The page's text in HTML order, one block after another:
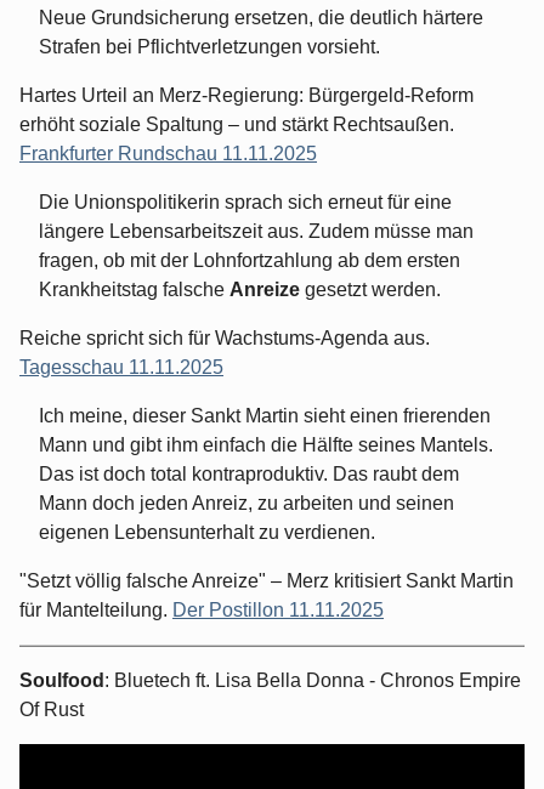
Neue Grundsicherung ersetzen, die deutlich härtere
Strafen bei Pflichtverletzungen vorsieht.
Hartes Urteil an Merz-Regierung: Bürgergeld-Reform
erhöht soziale Spaltung – und stärkt Rechtsaußen.
Frankfurter Rundschau 11.11.2025
Die Unionspolitikerin sprach sich erneut für eine
längere Lebensarbeitszeit aus. Zudem müsse man
fragen, ob mit der Lohnfortzahlung ab dem ersten
Krankheitstag falsche Anreize gesetzt werden.
Reiche spricht sich für Wachstums-Agenda aus.
Tagesschau 11.11.2025
Ich meine, dieser Sankt Martin sieht einen frierenden
Mann und gibt ihm einfach die Hälfte seines Mantels.
Das ist doch total kontraproduktiv. Das raubt dem
Mann doch jeden Anreiz, zu arbeiten und seinen
eigenen Lebensunterhalt zu verdienen.
"Setzt völlig falsche Anreize" – Merz kritisiert Sankt Martin
für Mantelteilung. Der Postillon 11.11.2025
Soulfood : Bluetech ft. Lisa Bella Donna - Chronos Empire
Of Rust